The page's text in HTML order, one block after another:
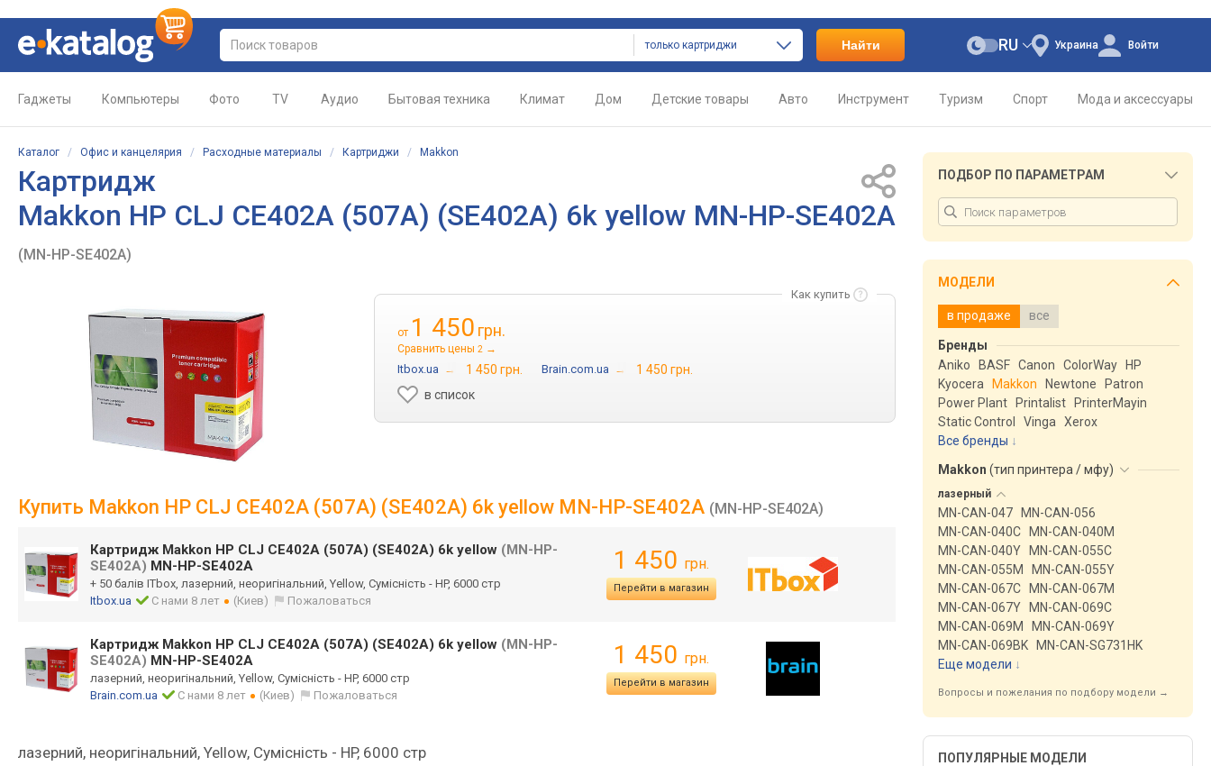
только картриджи Найти Украина
RU Войти
Гаджеты Компьютеры Фото TV Аудио Бытовая техника Климат Дом Детские товары Авто Инструмент Туризм Спорт Мода и аксессуары
Каталог / Офис и канцелярия / Расходные материалы / Картриджи / Makkon
Картридж
Makkon HP CLJ CE402A (507A) (SE402A) 6k yellow MN-HP-SE402A
(MN-HP-SE402A)
Как купить
от 1 450 грн.
Сравнить цены 2 →
Itbox.ua → 1 450 грн. Brain.com.ua →
1 450 грн.
в список
Купить Makkon HP CLJ CE402A (507A) (SE402A) 6k yellow MN-HP-SE402A (MN-HP-SE402A)
Картридж Makkon HP CLJ CE402A (507A) (SE402A) 6k yellow (MN-HP-
SE402A) MN-HP-SE402A
+ 50 балів ITbox, лазерний, неоригінальний, Yellow, Сумісність - HP, 6000 стр
Itbox.ua
С нами 8 лет (Киев) Пожаловаться
1 450 грн.
Перейти в магазин
Картридж Makkon HP CLJ CE402A (507A) (SE402A) 6k yellow (MN-HP-
SE402A) MN-HP-SE402A
лазерний, неоригінальний, Yellow, Сумісність - HP, 6000 стр
Brain.com.ua
С нами 8 лет (Киев) Пожаловаться
1 450 грн.
Перейти в магазин
лазерний, неоригінальний, Yellow, Сумісність - HP, 6000 стр
ПОДБОР ПО ПАРАМЕТРАМ
МОДЕЛИ
в продаже все
Бренды
Aniko
BASF Canon ColorWay
HP
Kyocera
Makkon Newtone
Patron
Power Plant
Printalist
PrinterMayin
Static Control
Vinga
Xerox
Все бренды
Makkon (тип принтера / мфу)
лазерный
MN-CAN-047
MN-CAN-056
MN-CAN-040C
MN-CAN-040M
MN-CAN-040Y
MN-CAN-055C
MN-CAN-055M
MN-CAN-055Y
MN-CAN-067C
MN-CAN-067M
MN-CAN-067Y
MN-CAN-069C
MN-CAN-069M
MN-CAN-069Y
MN-CAN-069BK
MN-CAN-SG731HK
Еще модели ↓
Вопросы и пожелания по подбору модели →
ПОПУЛЯРНЫЕ МОДЕЛИ